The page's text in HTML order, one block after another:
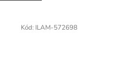
Kód: ILAM-572698